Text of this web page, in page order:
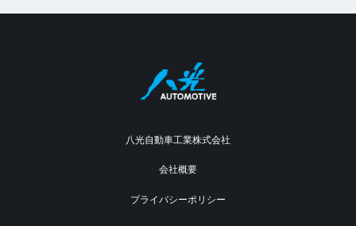
八光自動車工業株式会社
会社概要
プライバシーポリシー